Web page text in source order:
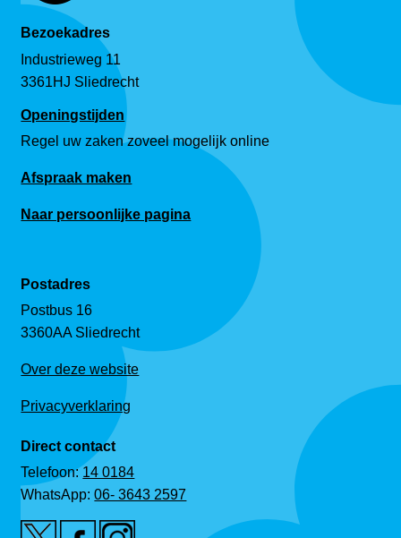
Bezoekadres
Industrieweg 11
3361HJ Sliedrecht
Openingstijden
Regel uw zaken zoveel mogelijk online
Afspraak maken
Naar persoonlijke pagina
Postadres
Postbus 16
3360AA Sliedrecht
Over deze website
Privacyverklaring
Direct contact
Telefoon:14 0184
WhatsApp:06- 3643 2597